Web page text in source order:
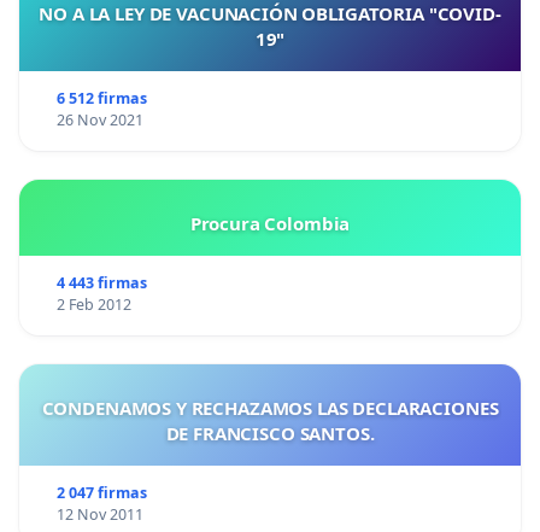
NO A LA LEY DE VACUNACIÓN OBLIGATORIA "COVID-
19"
6 512 firmas
26 Nov 2021
Procura Colombia
4 443 firmas
2 Feb 2012
CONDENAMOS Y RECHAZAMOS LAS DECLARACIONES
DE FRANCISCO SANTOS.
2 047 firmas
12 Nov 2011